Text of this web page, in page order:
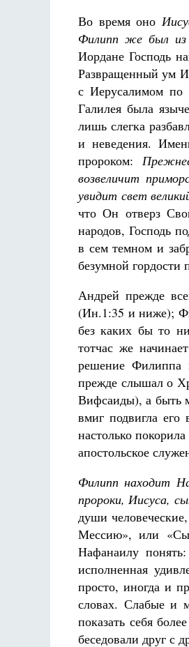
Во время оно
Филипп же был из
Иордане Господь
Развращенный ум
с Иерусалимом по
Галилея была
лишь слегка
и неведения.
пророком:
возвеличит
увидит свет
что Он отверз
народов, Господь
в сем темном и
безумной гордости
Андрей прежде
(Ин.1:35 и ниже);
без каких бы то
тотчас же
решение Филиппа
прежде слышал о
Вифсаиды), а быть
вмиг подвигла
настолько
апостольское
Филипп находит
пророки, Иисуса,
души
Мессию», или
Нафанаилу
исполненная
просто, иногда и
словах. Слабые и
показать себя
беседовали друг с